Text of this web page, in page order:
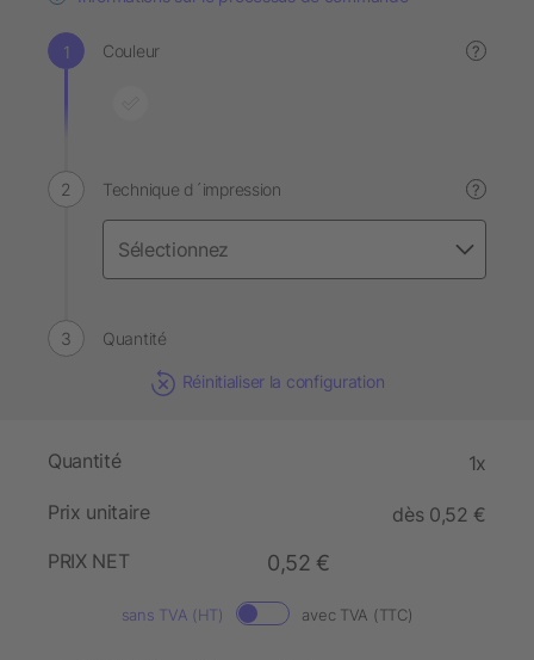
Couleur ?
Technique d´impression ?
Quantité
Réinitialiser la configuration
Quantité 1x
Prix unitaire
dès 0,52 €
PRIX NET
0,52 €
sans TVA (HT) avec TVA (TTC)